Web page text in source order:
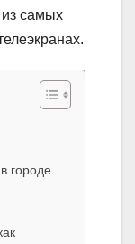
самых
городе